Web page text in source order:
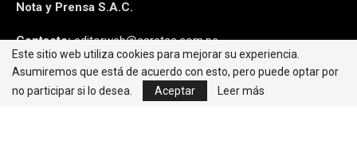
Nota y Prensa S.A.C.
Contacto:editorweb@caretas.com.pe
Síguenos:
Este sitio web utiliza cookies para mejorar su experiencia.
Asumiremos que está de acuerdo con esto, pero puede optar por
no participar si lo desea.
Aceptar Leer más